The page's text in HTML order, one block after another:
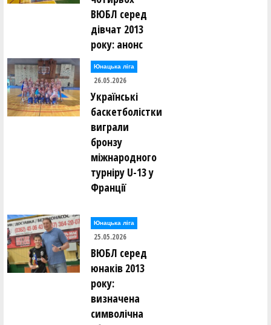
ВЮБЛ серед
дівчат 2013
року: анонс
Юнацька ліга
26.05.2026
Українські
баскетболістки
виграли
бронзу
міжнародного
турніру U-13 у
Франції
Юнацька ліга
25.05.2026
ВЮБЛ серед
юнаків 2013
року:
визначена
символічна